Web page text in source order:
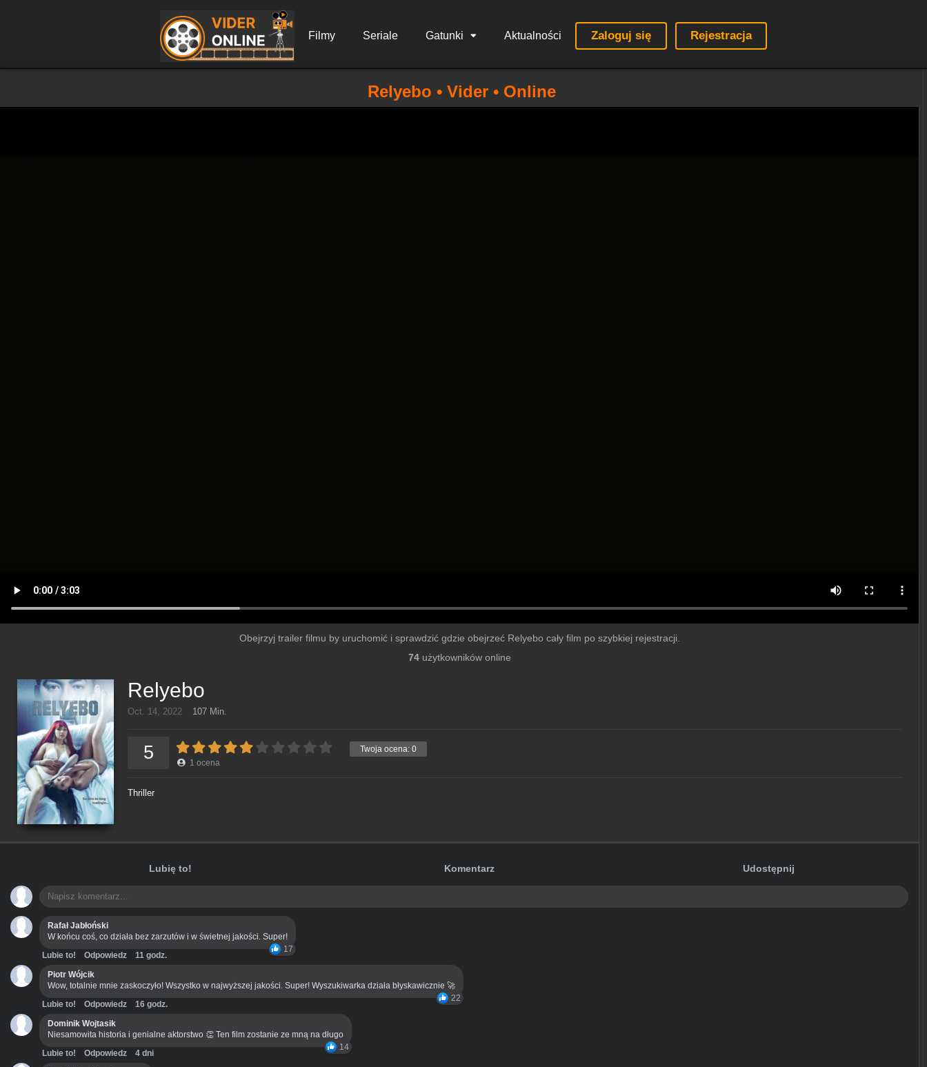
Filmy Seriale Gatunki Aktualności Zaloguj się Rejestracja
Relyebo • Vider • Online
Obejrzyj trailer filmu by uruchomić i sprawdzić gdzie obejrzeć Relyebo cały film po szybkiej rejestracji.
74użytkowników online
Relyebo
Oct. 14, 2022 107 Min.
Twoja ocena: 0
5 1 ocena
Thriller
Lubię to! Komentarz Udostępnij
Rafał Jabłoński
W końcu coś, co działa bez zarzutów i w świetnej jakości. Super!
17
Lubie to! Odpowiedz
11 godz.
Piotr Wójcik
Wow, totalnie mnie zaskoczyło! Wszystko w najwyższej jakości. Super! Wyszukiwarka działa błyskawicznie 🚀
22
Lubie to! Odpowiedz
16 godz.
Dominik Wojtasik
Niesamowita historia i genialne aktorstwo 👏 Ten film zostanie ze mną na długo
14
Lubie to! Odpowiedz
4 dni